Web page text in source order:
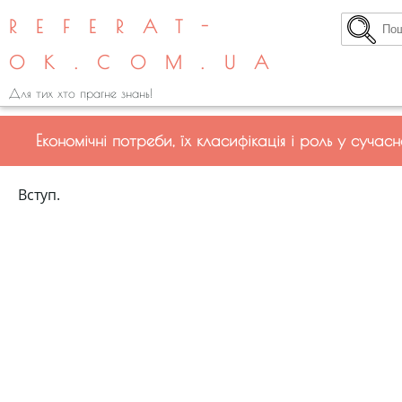
REFERAT-
OK.COM.UA
Для тих хто прагне знань!
Економічні потреби, їх класифікація і роль у
Вступ.